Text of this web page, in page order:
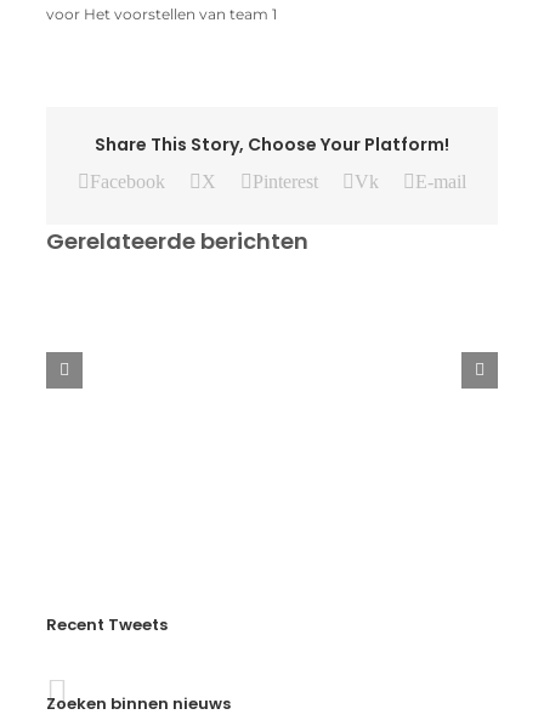
voor Het voorstellen van team 1
Share This Story, Choose Your Platform!
Facebook X Pinterest Vk E-mail
Gerelateerde berichten
Recent Tweets
Zoeken binnen nieuws